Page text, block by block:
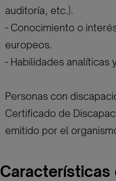
auditoría, etc.).
- Conocimiento o
europeos.
- Habilidades analíticas
Personas con
Certificado de
emitido por el
Características